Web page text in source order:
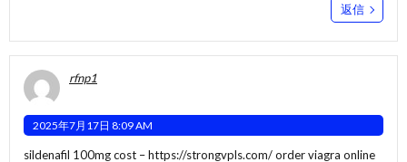
返信
rfnp1
2025年7月17日 8:09 AM
sildenafil 100mg cost –https://strongvpls.com/order viagra online